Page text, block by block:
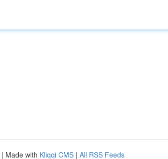
| Made with Kliqqi CMS | All RSS Feeds